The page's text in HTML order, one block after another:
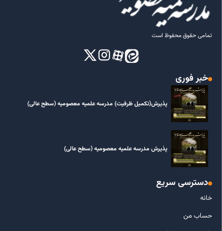
تمامی حقوق محفوظ است
خبر فوری
پذیرش(تکمیل ظرفیت) مدرسه علمیه معصومیه‌ (سطح عالی)
پذیرش مدرسه علمیه معصومیه‌ (سطح عالی)
دسترسی سریع
خانه
حساب من